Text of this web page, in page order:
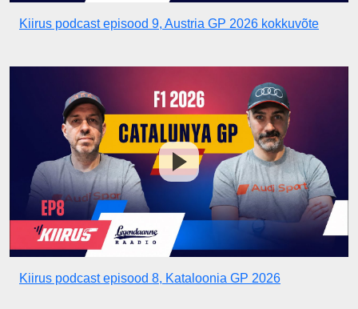
Kiirus podcast episood 9, Austria GP 2026 kokkuvõte
Kiirus podcast episood 8, Kataloonia GP 2026